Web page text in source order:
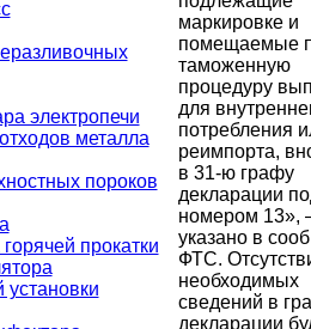
электропечи
металла
пороков
прокатки
маркировке и
помещаемые
таможенную
процедуру
для
потребления
реимпорта,
в 31-ю графу
декларации
номером 13»,
указано в
ФТС.
необходимых
сведений в
декларации